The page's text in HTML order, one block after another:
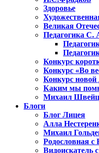
Здоровье
Великая
Педагогика С.
Конкурс
Конкурс «Во
Конкурс новой
Каким мы
Михаил
Блоги
Блог Лицея
Алла
Михаил
Родословная